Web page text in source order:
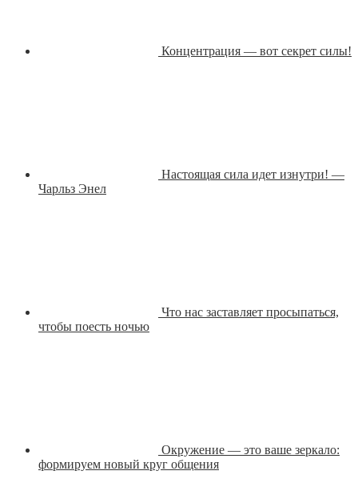
Концентрация — вот секрет силы!
Настоящая сила идет изнутри! —
Чарльз Энел
Что нас заставляет просыпаться,
чтобы поесть ночью
Окружение — это ваше зеркало:
формируем новый круг общения